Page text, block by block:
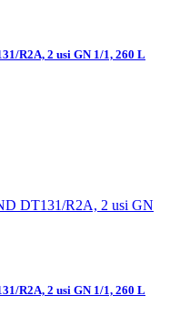
R2A, 2 usi GN 1/1, 260 L
R2A, 2 usi GN 1/1, 260 L